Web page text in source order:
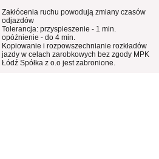
Zakłócenia ruchu powodują zmiany czasów
odjazdów
Tolerancja: przyspieszenie - 1 min.
opóźnienie - do 4 min.
Kopiowanie i rozpowszechnianie rozkładów
jazdy w celach zarobkowych bez zgody MPK
Łódź Spółka z o.o jest zabronione.